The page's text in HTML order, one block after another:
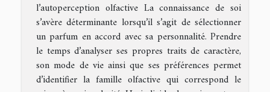
l’autoperception olfactive La connaissance de soi
s’avère déterminante lorsqu’il s’agit de sélectionner
un parfum en accord avec sa personnalité. Prendre
le temps d’analyser ses propres traits de caractère,
son mode de vie ainsi que ses préférences permet
d’identifier la famille olfactive qui correspond le